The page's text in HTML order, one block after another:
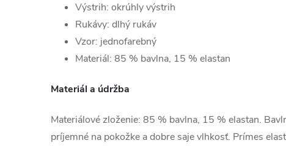
Výstrih: okrúhly výstrih
Rukávy: dlhý rukáv
Vzor: jednofarebný
Materiál: 85 % bavlna, 15 % elastan
Materiál a údržba
Materiálové zloženie: 85 % bavlna, 15 % elastan.
príjemné na pokožke a dobre saje vlhkosť. Prímes